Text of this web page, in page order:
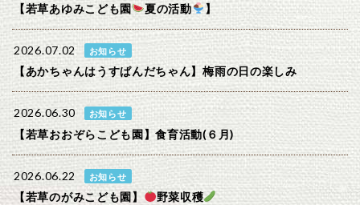
【若草あゆみこども園 夏の活動 】
2026.07.02 お知らせ
【あかちゃんはうすぱんだちゃん】梅雨の日の楽しみ
2026.06.30 お知らせ
【若草おおぞらこども園】食育活動(６月)
2026.06.22 お知らせ
【若草のがみこども園】 野菜収穫